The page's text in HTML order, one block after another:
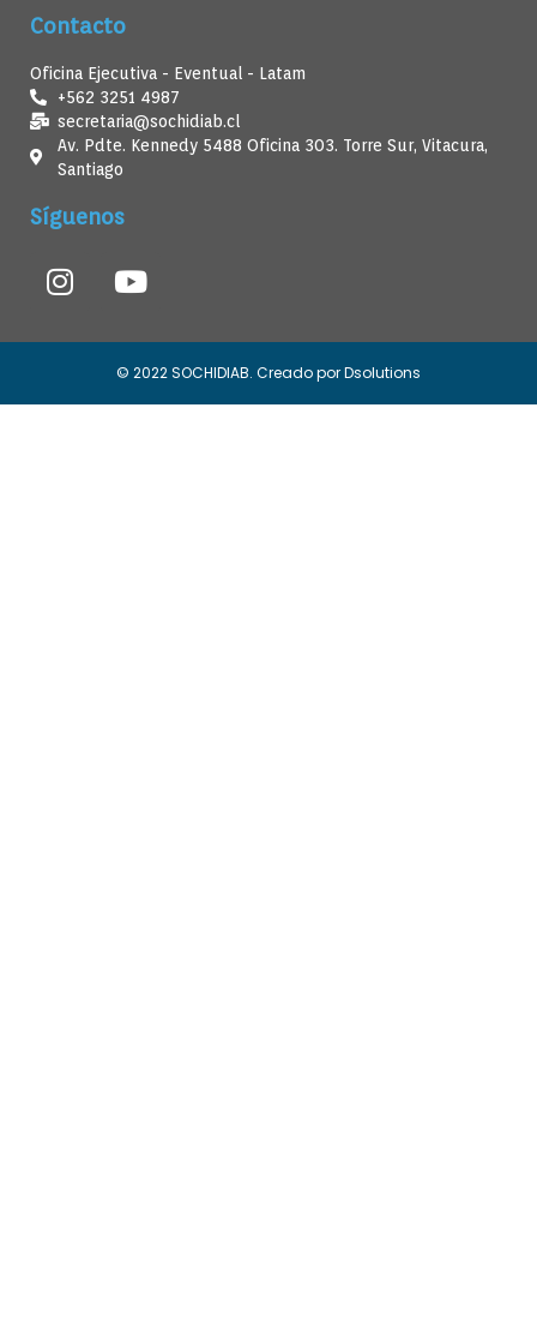
Contacto
Oficina Ejecutiva - Eventual - Latam
+562 3251 4987
secretaria@sochidiab.cl
Av. Pdte. Kennedy 5488 Oficina 303. Torre Sur, Vitacura,
Santiago
Síguenos
© 2022 SOCHIDIAB. Creado por Dsolutions